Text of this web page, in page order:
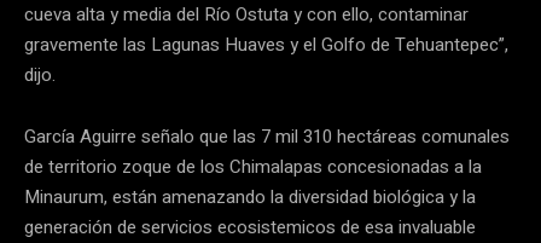
cueva alta y media del Río Ostuta y con ello, contaminar
gravemente las Lagunas Huaves y el Golfo de Tehuantepec”,
dijo.
García Aguirre señalo que las 7 mil 310 hectáreas comunales
de territorio zoque de los Chimalapas concesionadas a la
Minaurum, están amenazando la diversidad biológica y la
generación de servicios ecosistemicos de esa invaluable